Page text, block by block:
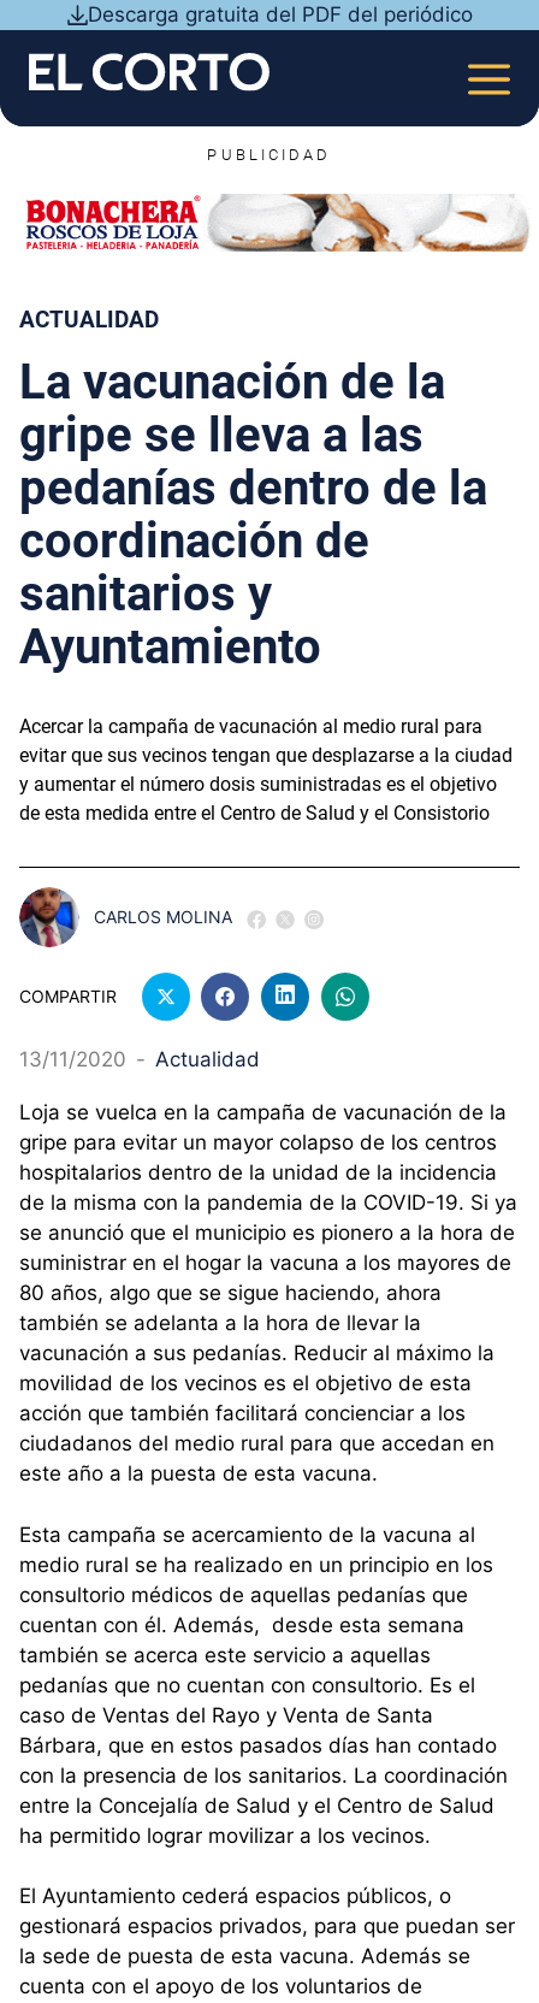
contenido
Descarga gratuita del PDF del periódico
PUBLICIDAD
ACTUALIDAD
La vacunación de la
gripe se lleva a las
pedanías dentro de la
coordinación de
sanitarios y
Ayuntamiento
Acercar la campaña de vacunación al medio rural para
evitar que sus vecinos tengan que desplazarse a la ciudad
y aumentar el número dosis suministradas es el objetivo
de esta medida entre el Centro de Salud y el Consistorio
CARLOS MOLINA
COMPARTIR
13/11/2020 - Actualidad
Loja se vuelca en la campaña de vacunación de la
gripe para evitar un mayor colapso de los centros
hospitalarios dentro de la unidad de la incidencia
de la misma con la pandemia de la COVID-19. Si ya
se anunció que el municipio es pionero a la hora de
suministrar en el hogar la vacuna a los mayores de
80 años, algo que se sigue haciendo, ahora
también se adelanta a la hora de llevar la
vacunación a sus pedanías. Reducir al máximo la
movilidad de los vecinos es el objetivo de esta
acción que también facilitará concienciar a los
ciudadanos del medio rural para que accedan en
este año a la puesta de esta vacuna.
Esta campaña se acercamiento de la vacuna al
medio rural se ha realizado en un principio en los
consultorio médicos de aquellas pedanías que
cuentan con él. Además, desde esta semana
también se acerca este servicio a aquellas
pedanías que no cuentan con consultorio. Es el
caso de Ventas del Rayo y Venta de Santa
Bárbara, que en estos pasados días han contado
con la presencia de los sanitarios. La coordinación
entre la Concejalía de Salud y el Centro de Salud
ha permitido lograr movilizar a los vecinos.
El Ayuntamiento cederá espacios públicos, o
gestionará espacios privados, para que puedan ser
la sede de puesta de esta vacuna. Además se
cuenta con el apoyo de los voluntarios de